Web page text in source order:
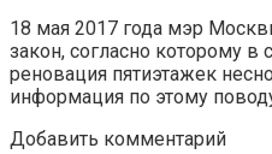
18 мая 2017 года мэр
закон, согласно которому в
реновация пятиэтажек
информация по этому
Добавить комментарий